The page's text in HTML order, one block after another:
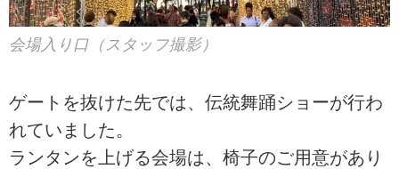
会場入り口（スタッフ撮影）
ゲートを抜けた先では、伝統舞踊ショーが行わ
れていました。
ランタンを上げる会場は、椅子のご用意があり